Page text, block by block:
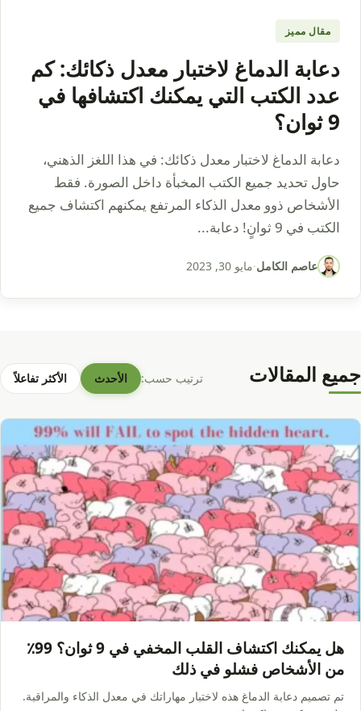
مقال مميز
دعابة الدماغ لاختبار معدل ذكائك: كم
عدد الكتب التي يمكنك اكتشافها في
9 ثوان؟
دعابة الدماغ لاختبار معدل ذكائك: في هذا اللغز الذهني،
حاول تحديد جميع الكتب المخبأة داخل الصورة. فقط
الأشخاص ذوو معدل الذكاء المرتفع يمكنهم اكتشاف جميع
الكتب في 9 ثوانٍ! دعابة...
عاصم الكامل·مايو 30, 2023
جميع المقالات ترتيب حسب: الأحدث الأكثر تفاعلاً
هل يمكنك اكتشاف القلب المخفي في 9 ثوان؟ 99٪
من الأشخاص فشلو في ذلك
تم تصميم دعابة الدماغ هذه لاختبار مهاراتك في معدل الذكاء والمراقبة.